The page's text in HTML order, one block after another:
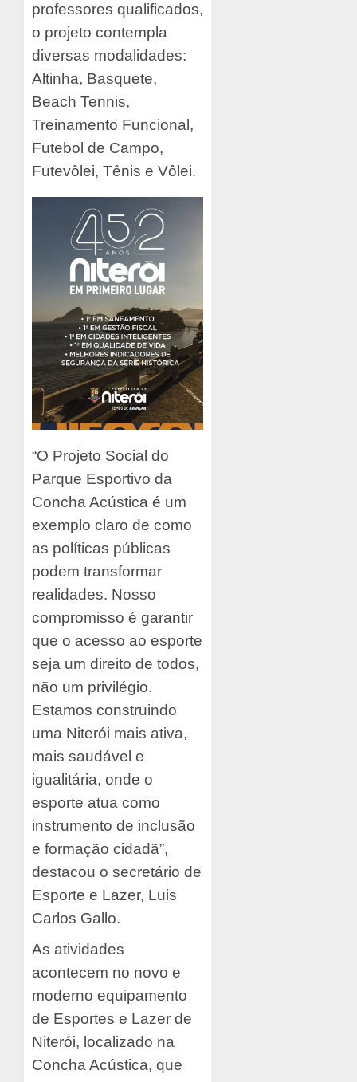
professores qualificados,
o projeto contempla
diversas modalidades:
Altinha, Basquete,
Beach Tennis,
Treinamento Funcional,
Futebol de Campo,
Futevôlei, Tênis e Vôlei.
“O Projeto Social do
Parque Esportivo da
Concha Acústica é um
exemplo claro de como
as políticas públicas
podem transformar
realidades. Nosso
compromisso é garantir
que o acesso ao esporte
seja um direito de todos,
não um privilégio.
Estamos construindo
uma Niterói mais ativa,
mais saudável e
igualitária, onde o
esporte atua como
instrumento de inclusão
e formação cidadã”,
destacou o secretário de
Esporte e Lazer, Luis
Carlos Gallo.
As atividades
acontecem no novo e
moderno equipamento
de Esportes e Lazer de
Niterói, localizado na
Concha Acústica, que